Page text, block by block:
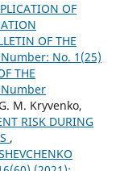
OF
OF THE
Number: No. 1(25)
THE
Number
M. Kryvenko,
RISK DURING
,